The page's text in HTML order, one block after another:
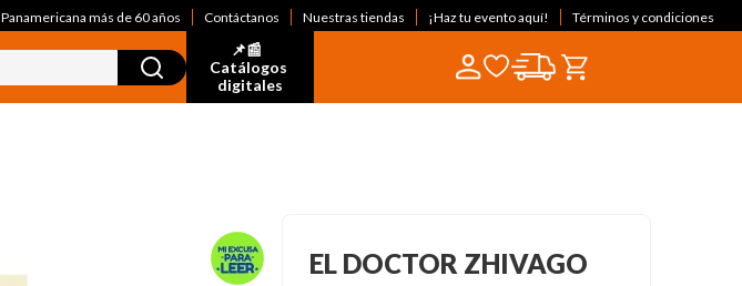
Panamericana más de 60 años Contáctanos Nuestras tiendas ¡Haz tu evento aquí! Términos y condiciones
📌📰
Catálogos
digitales
EL DOCTOR ZHIVAGO